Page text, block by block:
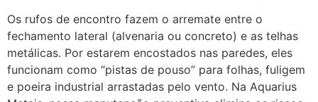
Os rufos de encontro fazem o arremate entre o
fechamento lateral (alvenaria ou concreto) e as telhas
metálicas. Por estarem encostados nas paredes, eles
funcionam como “pistas de pouso” para folhas, fuligem
e poeira industrial arrastadas pelo vento. Na Aquarius